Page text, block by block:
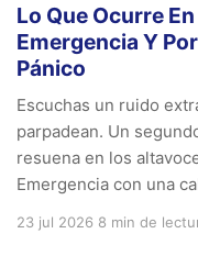
Lo Que Ocurre
Emergencia Y
Pánico
Escuchas un ruido
parpadean. Un
resuena en los
Emergencia con una
23 jul 2026 8 min de